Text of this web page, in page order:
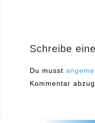
Schreibe
Du musst
Kommentar